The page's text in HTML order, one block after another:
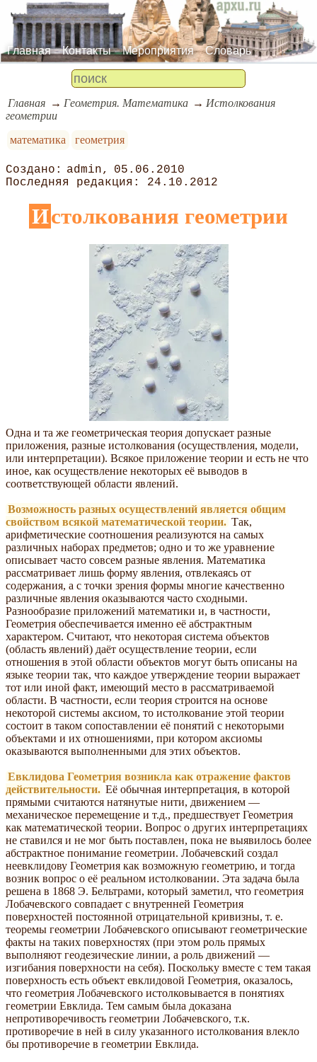
Главная Контакты Мероприятия Словарь
Главная Геометрия. Математика
Истолкования
геометрии
математика
геометрия
admin
05.06.2010
24.10.2012
Истолкования геометрии
Одна и та же геометрическая теория допускает разные
приложения, разные истолкования (осуществления, модели,
или интерпретации). Всякое приложение теории и есть не что
иное, как осуществление некоторых её выводов в
соответствующей области явлений.
Возможность разных осуществлений является общим
свойством всякой математической теории. Так,
арифметические соотношения реализуются на самых
различных наборах предметов; одно и то же уравнение
описывает часто совсем разные явления. Математика
рассматривает лишь форму явления, отвлекаясь от
содержания, а с точки зрения формы многие качественно
различные явления оказываются часто сходными.
Разнообразие приложений математики и, в частности,
Геометрия обеспечивается именно её абстрактным
характером. Считают, что некоторая система объектов
(область явлений) даёт осуществление теории, если
отношения в этой области объектов могут быть описаны на
языке теории так, что каждое утверждение теории выражает
тот или иной факт, имеющий место в рассматриваемой
области. В частности, если теория строится на основе
некоторой системы аксиом, то истолкование этой теории
состоит в таком сопоставлении её понятий с некоторыми
объектами и их отношениями, при котором аксиомы
оказываются выполненными для этих объектов.
Евклидова Геометрия возникла как отражение фактов
действительности. Её обычная интерпретация, в которой
прямыми считаются натянутые нити, движением —
механическое перемещение и т.д., предшествует Геометрия
как математической теории. Вопрос о других интерпретациях
не ставился и не мог быть поставлен, пока не выявилось более
абстрактное понимание геометрии. Лобачевский создал
неевклидову Геометрия как возможную геометрию, и тогда
возник вопрос о её реальном истолковании. Эта задача была
решена в 1868 Э. Бельтрами, который заметил, что геометрия
Лобачевского совпадает с внутренней Геометрия
поверхностей постоянной отрицательной кривизны, т. е.
теоремы геометрии Лобачевского описывают геометрические
факты на таких поверхностях (при этом роль прямых
выполняют геодезические линии, а роль движений —
изгибания поверхности на себя). Поскольку вместе с тем такая
поверхность есть объект евклидовой Геометрия, оказалось,
что геометрия Лобачевского истолковывается в понятиях
геометрии Евклида. Тем самым была доказана
непротиворечивость геометрии Лобачевского, т.к.
противоречие в ней в силу указанного истолкования влекло
бы противоречие в геометрии Евклида.